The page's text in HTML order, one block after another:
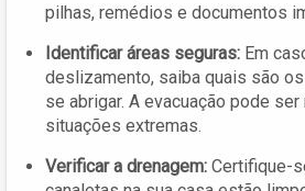
pilhas, remédios e documentos
Identificar áreas seguras: Em
deslizamento, saiba quais são
se abrigar. A evacuação pode
situações extremas.
Verificar a drenagem: Certifique-